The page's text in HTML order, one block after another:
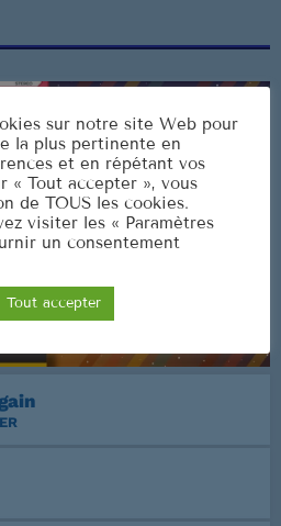
sur notre site Web pour
la plus pertinente en
et en répétant vos
« Tout accepter », vous
de TOUS les cookies.
visiter les « Paramètres
un consentement
Tout accepter